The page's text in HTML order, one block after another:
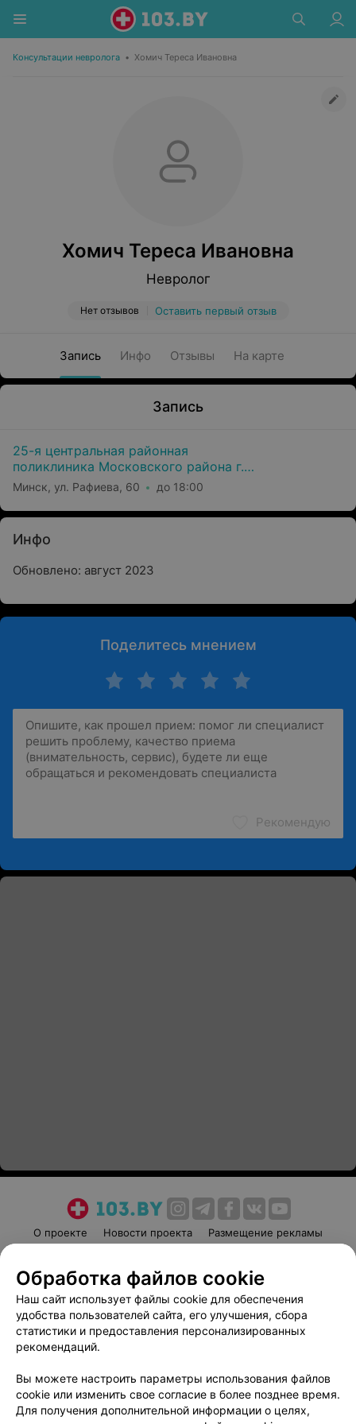
Консультации невролога • Хомич Тереса Ивановна
Хомич Тереса Ивановна
Невролог
Нет отзывов Оставить первый отзыв
Запись Инфо Отзывы На карте
Запись
25-я центральная районная
поликлиника Московского района г.
Минска
Минск, ул. Рафиева, 60 до 18:00
Инфо
Обновлено: август 2023
Поделитесь мнением
Рекомендую
О проекте Новости проекта
Размещение рекламы
Пользовательское соглашение
Способы оплаты
Вакансии
Партнеры
Написать руководителю 103.by
Обработка персональных данных
Обработка файлов cookie
Наш сайт использует файлы cookie для обеспечения
удобства пользователей сайта, его улучшения, сбора
статистики и предоставления персонализированных
рекомендаций.
Вы можете настроить параметры использования файлов
cookie или изменить свое согласие в более позднее время.
Для получения дополнительной информации о целях,